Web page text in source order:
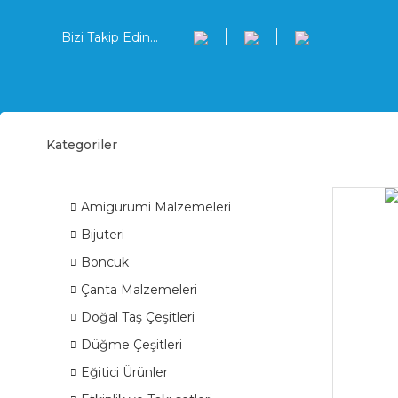
Bizi Takip Edin...
Kategoriler
ÜRÜN GRUPLARI
Amigurumi Malzemeleri
Bijuteri
Boncuk
Çanta Malzemeleri
Doğal Taş Çeşitleri
Düğme Çeşitleri
Eğitici Ürünler